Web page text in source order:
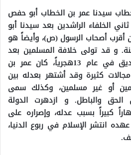
سيدنا عمر بن الخطاب أبو حفص
الخلفاء الراشدين بعد سيدنا أبو
أقرب أصحاب الرسول (ص)، وأيضاً هو
و قد تولى خلافة المسلمين بعد
وفاة سيدنا أبو بكر الصديق في عام 13هجرياً، كان عمر بن
كثيرة وقد أشتهر بعدله بين
أو غير مسلمين، وكذلك سمى
الحق والباطل. و ازدهرت الدولة
كبيراً بسبب عدله، وإصراره على
انتشر الإسلام في ربوع الدنيا،